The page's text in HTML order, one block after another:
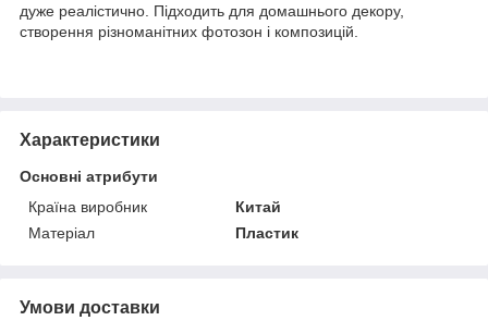
дуже реалістично. Підходить для домашнього декору,
створення різноманітних фотозон і композицій.
Характеристики
Основні атрибути
Країна виробник
Китай
Матеріал
Пластик
Умови доставки